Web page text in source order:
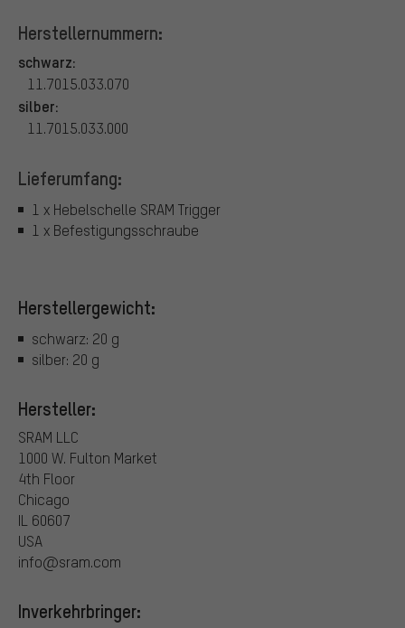
Herstellernummern:
schwarz:
11.7015.033.070
silber:
11.7015.033.000
Lieferumfang:
1 x Hebelschelle SRAM Trigger
1 x Befestigungsschraube
Herstellergewicht:
schwarz: 20 g
silber: 20 g
Hersteller:
SRAM LLC
1000 W. Fulton Market
4th Floor
Chicago
IL 60607
USA
info@sram.com
Inverkehrbringer: